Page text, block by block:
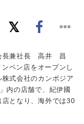
長兼社長 高井 昌
ペン店をオープンし
式会社のカンボジア
内の店舗で、紀伊國
となり、海外では30